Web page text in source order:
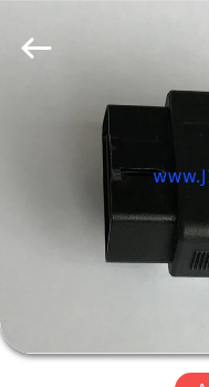
HAUS
PRODUKTE
ÜBER
FABRIK-
2025
Shenzhen